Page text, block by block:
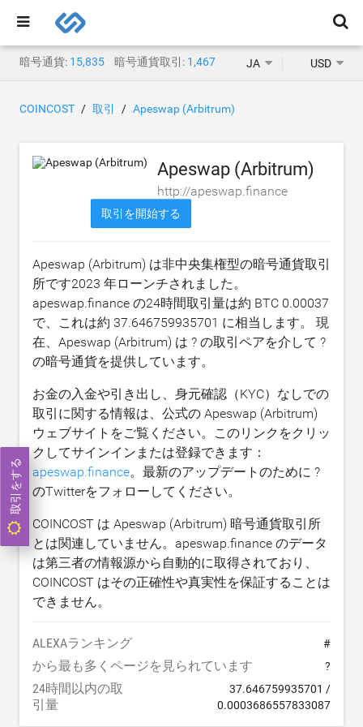
暗号通貨: 15,835 暗号通貨取引: 1,467 JA USD
COINCOST 取引 Apeswap (Arbitrum)
Apeswap (Arbitrum)
http://apeswap.finance
取引を開始する
Apeswap (Arbitrum) は非中央集権型の暗号通貨取引
所です2023 年ローンチされました。
apeswap.finance の24時間取引量は約 BTC 0.00037
で、これは約 37.646759935701 に相当します。 現
在、Apeswap (Arbitrum) は ? の取引ペアを介して ?
の暗号通貨を提供しています。
お金の入金や引き出し、身元確認（KYC）なしでの
取引に関する情報は、公式の Apeswap (Arbitrum)
ウェブサイトをご覧ください。このリンクをクリッ
クしてサインインまたは登録できます：
apeswap.finance。最新のアップデートのために ?
のTwitterをフォローしてください。
COINCOST は Apeswap (Arbitrum) 暗号通貨取引所
とは関連していません。apeswap.finance のデータ
は第三者の情報源から自動的に取得されており、
COINCOST はその正確性や真実性を保証することは
できません。
ALEXAランキング #
から最も多くページを見られています ?
24時間以内の取
引量
37.646759935701 /
0.0003686557833087
取引をする